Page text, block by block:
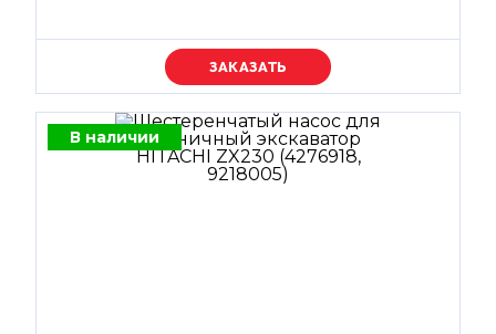
Уточняйте цену
В наличии